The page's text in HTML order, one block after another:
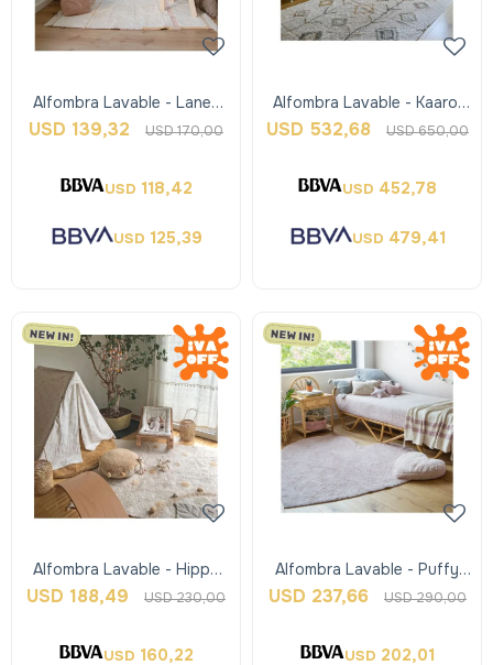
Alfombra Lavable - Lanes
Vintage Nude Pink - Xs -
USD 139,32 USD170,00
USD 118,42
USD 125,39
Alfombra Lavable - Kaarol
Earth - L - Lorena Canals
USD 532,68 USD650,00
USD 452,78
USD 479,41
Alfombra Lavable - Hippy
Dots - Honey - Lorena
USD 188,49 USD230,00
USD 160,22
Alfombra Lavable - Puffy
Love - Lorena Canals
USD 237,66 USD290,00
USD 202,01